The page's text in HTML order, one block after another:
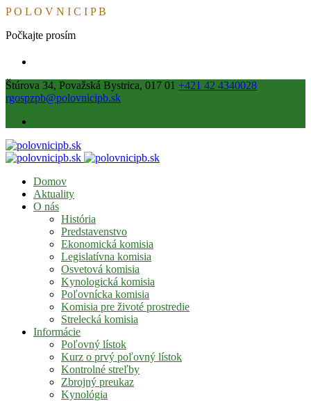
PO L O V N I C I PB
Počkajte prosím
Štúrova 34, Považská Bystrica, 017 01 +421 42 4340028
rgospzpb@polovnicipb.sk
Domov
Aktuality
O nás
História
Predstavenstvo
Ekonomická komisia
Legislatívna komisia
Osvetová komisia
Kynologická komisia
Poľovnícka komisia
Komisia pre životé prostredie
Strelecká komisia
Informácie
Poľovný lístok
Kurz o prvý poľovný lístok
Kontrolné streľby
Zbrojný preukaz
Kynológia